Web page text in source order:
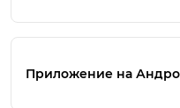
Приложение на